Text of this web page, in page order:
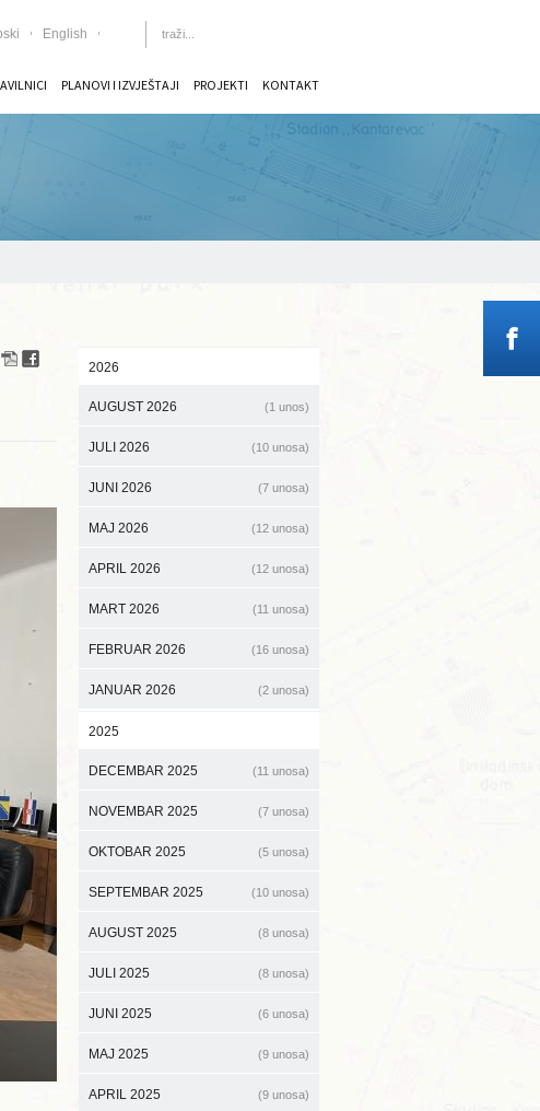
English
PLANOVI I IZVJEŠTAJI PROJEKTI KONTAKT
2026
AUGUST 2026 (1 unos)
JULI 2026 (10 unosa)
JUNI 2026 (7 unosa)
MAJ 2026 (12 unosa)
APRIL 2026 (12 unosa)
MART 2026 (11 unosa)
FEBRUAR 2026 (16 unosa)
JANUAR 2026 (2 unosa)
2025
DECEMBAR 2025 (11 unosa)
NOVEMBAR 2025 (7 unosa)
OKTOBAR 2025 (5 unosa)
SEPTEMBAR 2025 (10 unosa)
AUGUST 2025 (8 unosa)
JULI 2025 (8 unosa)
JUNI 2025 (6 unosa)
MAJ 2025 (9 unosa)
APRIL 2025 (9 unosa)